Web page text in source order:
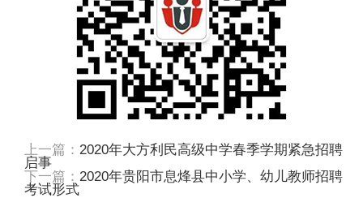
上一篇： 2020年大方利民高级中学春季学期紧急招聘
启事
下一篇： 2020年贵阳市息烽县中小学、幼儿教师招聘
考试形式